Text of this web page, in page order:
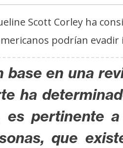
Scott Corley ha
podrían
base en una
ha
es pertinente
que